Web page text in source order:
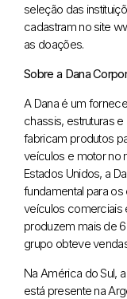
seleção das
cadastram no site
as doações.
Sobre a Dana
A Dana é um
chassis, estruturas
fabricam produtos
veículos e motor no
Estados Unidos, a
fundamental para
veículos comerciais
produzem mais de
grupo obteve
Na América do Sul,
está presente na